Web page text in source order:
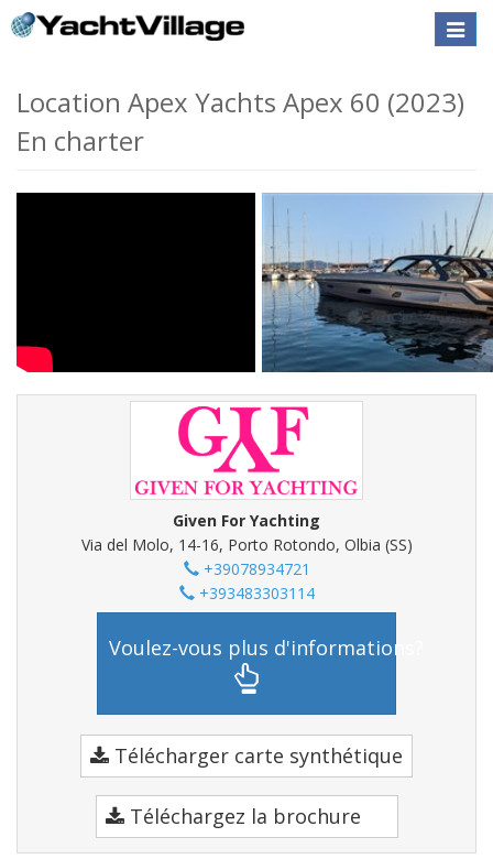
Toggle
Location Apex Yachts Apex 60 (2023)
En charter
Given For Yachting
Via del Molo, 14-16, Porto Rotondo, Olbia (SS)
+39078934721
+393483303114
Voulez-vous plus d'informations?
Télécharger carte synthétique
Téléchargez la brochure